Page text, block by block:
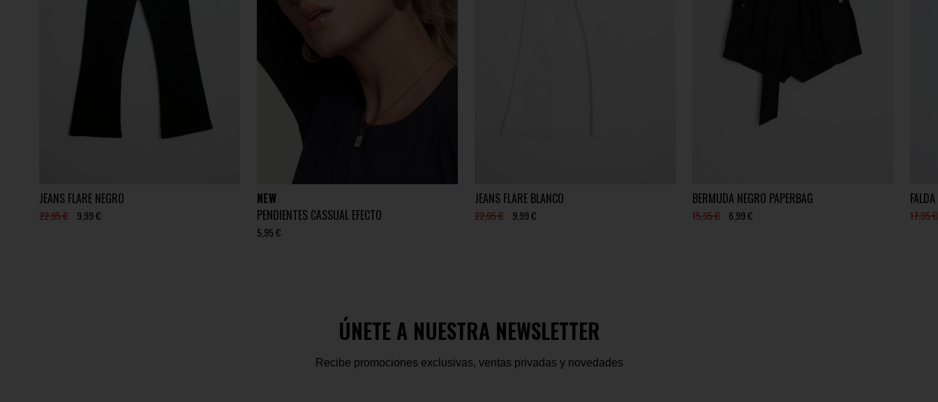
JEANS FLARE NEGRO
22,95 € 9,99 €
NEW
PENDIENTES CASSUAL EFECTO
5,95 €
JEANS FLARE BLANCO
22,95 € 9,99 €
BERMUDA NEGRO PAPERBAG
15,95 € 6,99 € 17,95 €
ÚNETE A NUESTRA NEWSLETTER
Recibe promociones exclusivas, ventas privadas y novedades